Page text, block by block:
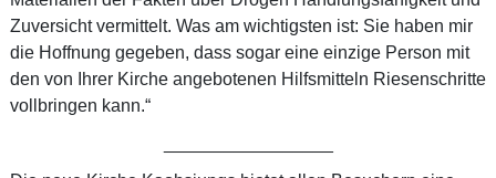
Zuversicht vermittelt. Was am wichtigsten ist: Sie haben mir
die Hoffnung gegeben, dass sogar eine einzige Person mit
den von Ihrer Kirche angebotenen Hilfsmitteln Riesenschritte
vollbringen kann.“